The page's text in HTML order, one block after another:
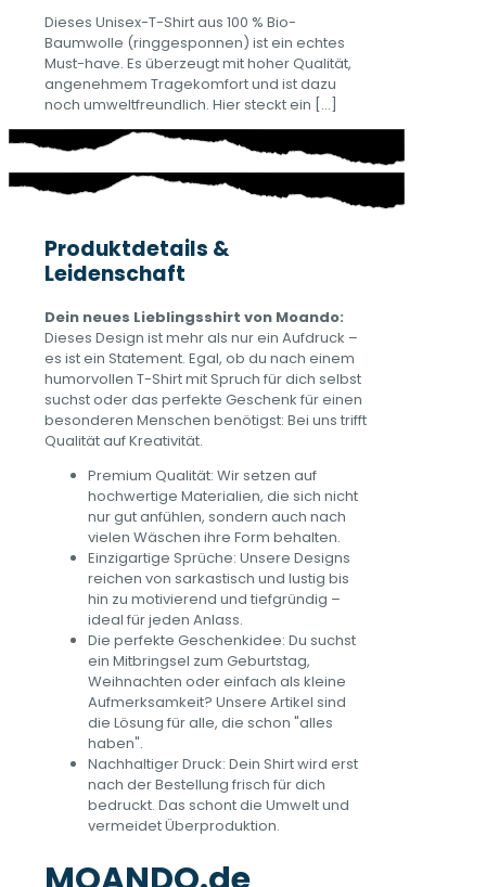
Dieses Unisex-T-Shirt aus 100 % Bio-
Baumwolle (ringgesponnen) ist ein echtes
Must-have. Es überzeugt mit hoher Qualität,
angenehmem Tragekomfort und ist dazu
noch umweltfreundlich. Hier steckt ein […]
Produktdetails &
Leidenschaft
Dein neues Lieblingsshirt von Moando:
Dieses Design ist mehr als nur ein Aufdruck –
es ist ein Statement. Egal, ob du nach einem
humorvollen T-Shirt mit Spruch für dich selbst
suchst oder das perfekte Geschenk für einen
besonderen Menschen benötigst: Bei uns trifft
Qualität auf Kreativität.
Premium Qualität: Wir setzen auf
hochwertige Materialien, die sich nicht
nur gut anfühlen, sondern auch nach
vielen Wäschen ihre Form behalten.
Einzigartige Sprüche: Unsere Designs
reichen von sarkastisch und lustig bis
hin zu motivierend und tiefgründig –
ideal für jeden Anlass.
Die perfekte Geschenkidee: Du suchst
ein Mitbringsel zum Geburtstag,
Weihnachten oder einfach als kleine
Aufmerksamkeit? Unsere Artikel sind
die Lösung für alle, die schon "alles
haben".
Nachhaltiger Druck: Dein Shirt wird erst
nach der Bestellung frisch für dich
bedruckt. Das schont die Umwelt und
vermeidet Überproduktion.